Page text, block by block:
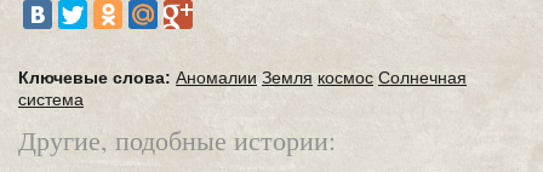
Ключевые слова: Аномалии Земля космос Солнечная
система
Другие, подобные истории: